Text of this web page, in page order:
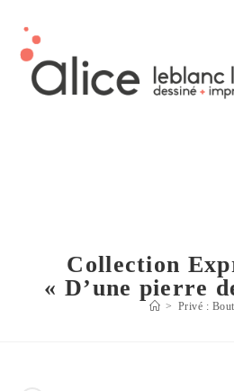
Collection
« D’une pierre
> Privé :